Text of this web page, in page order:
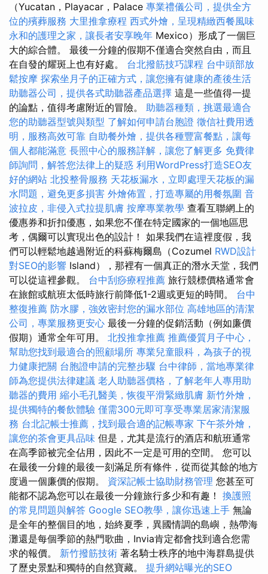
（Yucatan，Playacar，Palace 專業禮儀公司，提供全方
位的殯葬服務 大里推拿療程 西式外燴，呈現精緻西餐風味
永和的護理之家，讓長者安享晚年 Mexico）形成了一個巨
大的綜合體。 最後一分鐘的假期不僅適合突然自由，而且
在自發的耀斑上也有好處。 台北撥筋技巧課程 台中頭部放
鬆按摩 探索坐月子的正確方式，讓您擁有健康的產後生活
助聽器公司，提供各式助聽器產品選擇 這是一些值得一提
的論點，值得考慮附近的冒險。 助聽器種類，挑選最適合
您的助聽器型號與類型 了解如何申請台胞證 徵信社費用透
明，服務高效可靠 自助餐外燴，提供各種豐富餐點，讓每
個人都能滿意 長照中心的服務詳解，讓您了解更多 免費律
師詢問，解答您法律上的疑惑 利用WordPress打造SEO友
好的網站 北投整骨服務 天花板漏水，立即處理天花板的漏
水問題，避免更多損害 外燴佈置，打造專屬的用餐氛圍 音
波拉皮，非侵入式拉提肌膚 按摩專業教學 查看互聯網上的
優惠券和折扣優惠，如果您不僅在特定國家的一個地區思
考，偶爾可以實現出色的設計！ 如果我們在這裡度假，我
們可以輕鬆地越過附近的科蘇梅爾島（Cozumel RWD設計
對SEO的影響 Island），那裡有一個真正的潛水天堂，我們
可以從這裡參觀。 台中刮痧療程推薦 旅行競標價格通常會
在旅館或航班太低時旅行前降低1-2週或更短的時間。 台中
整復推薦 防水膠，強效密封您的漏水部位 高雄地區的清潔
公司，專業服務更安心 最後一分鐘的促銷活動（例如廉價
假期）通常全年可用。 北投推拿推薦 推薦優質月子中心，
幫助您找到最適合的照顧場所 專業兒童眼科，為孩子的視
力健康把關 台胞證申請的完整步驟 台中律師，當地專業律
師為您提供法律建議 老人助聽器價格，了解老年人專用助
聽器的費用 縮小毛孔醫美，恢復平滑緊緻肌膚 新竹外燴，
提供獨特的餐飲體驗 僅需300元即可享受專業居家清潔服
務 台北記帳士推薦，找到最合適的記帳專家 下午茶外燴，
讓您的茶會更具品味 但是，尤其是流行的酒店和航班通常
在高季節被完全佔用，因此不一定是可用的空間。 您可以
在最後一分鐘的最後一刻滿足所有條件，從而從其餘的地方
度過一個廉價的假期。 資深記帳士協助財務管理 您甚至可
能都不認為您可以在最後一分鐘旅行多少和有趣！ 換護照
的常見問題與解答 Google SEO教學，讓你迅速上手 無論
是全年的整個目的地，始終夏季，異國情調的島嶼，熱帶海
灘還是每個季節的熱門歌曲，Invia肯定都會找到適合您需
求的報價。 新竹撥筋技術 著名騎士秩序的地中海群島提供
了歷史景點和獨特的自然寶藏。 提升網站曝光的SEO